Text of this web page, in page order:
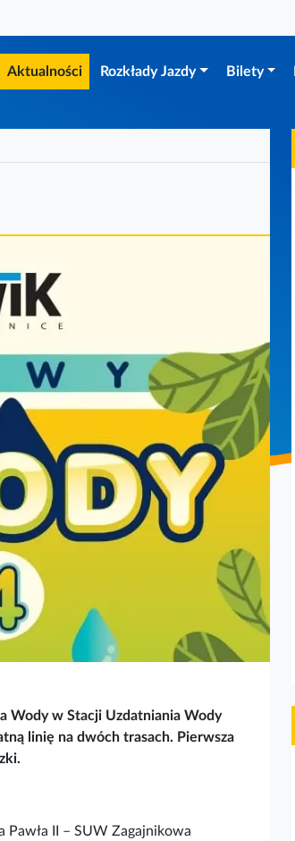
Aktualności Rozkłady Jazdy Bilety
Wody w Stacji Uzdatniania Wody
linię na dwóch trasach. Pierwsza
II – SUW Zagajnikowa